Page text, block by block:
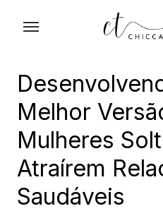
Melhor
Mulheres
Atraírem
Saudáveis